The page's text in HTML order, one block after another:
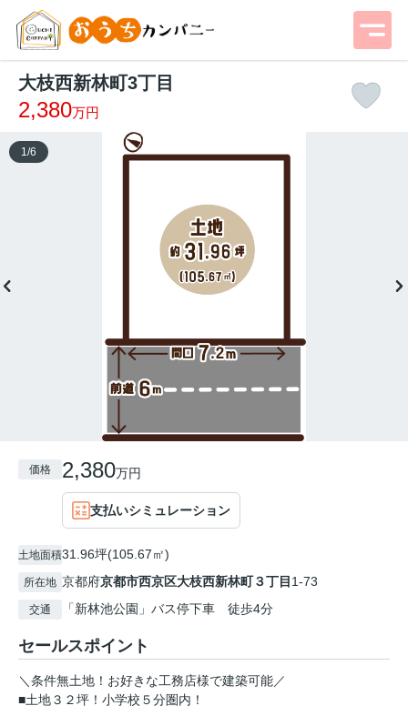
大枝西新林町3丁目
2,380万円
1 /6
価格 2,380万円
支払いシミュレーション
土地面積31.96坪(105.67㎡)
所在地 京都府京都市西京区大枝西新林町３丁目 1-73
交通 「新林池公園」バス停下車 徒歩4分
セールスポイント
＼条件無土地！お好きな工務店様で建築可能／
■土地３２坪！小学校５分圏内！